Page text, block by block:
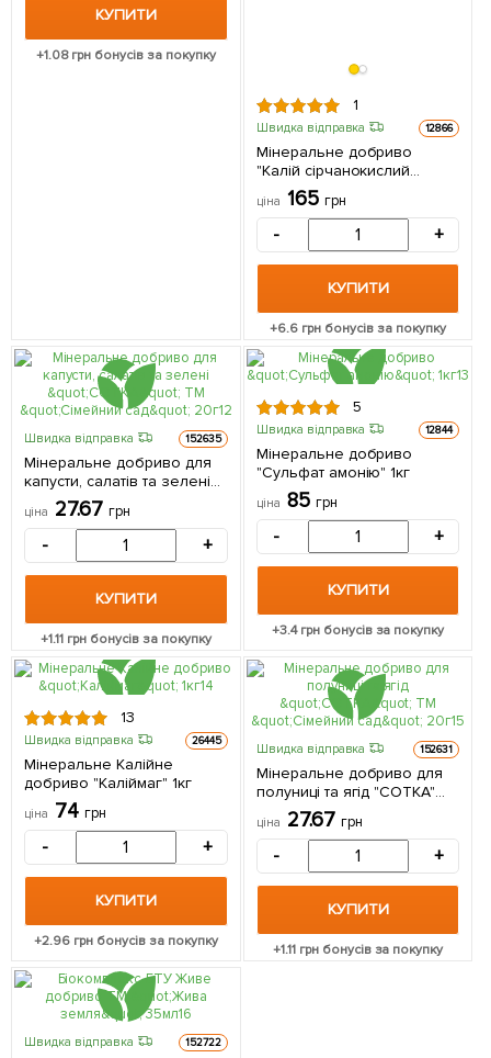
КУПИТИ
+1.08грн бонусів за покупку
1
Швидка відправка 12866
Мінеральне добриво
"Калій сірчанокислий
(сульфат калію)" 1кг
ціна 165 грн
- +
КУПИТИ
+6.6 грн бонусів за покупку
Швидка відправка 152635
Мінеральне добриво для
капусти, салатів та зелені
"СОТКА" ТМ "Сімейний сад"
20г
ціна 27.67 грн
- +
КУПИТИ
+1.11 грн бонусів за покупку
5
Швидка відправка 12844
Мінеральне добриво
"Сульфат амонію" 1кг
ціна 85 грн
- +
КУПИТИ
+3.4грн бонусів за покупку
13
Швидка відправка 26445
Мінеральне Калійне
добриво "Каліймаг" 1кг
ціна 74 грн
- +
КУПИТИ
+2.96 грн бонусів за покупку
Швидка відправка 152631
Мінеральне добриво для
полуниці та ягід "СОТКА"
ТМ "Сімейний сад" 20г
ціна 27.67 грн
- +
КУПИТИ
+1.11грн бонусів за покупку
Швидка відправка 152722